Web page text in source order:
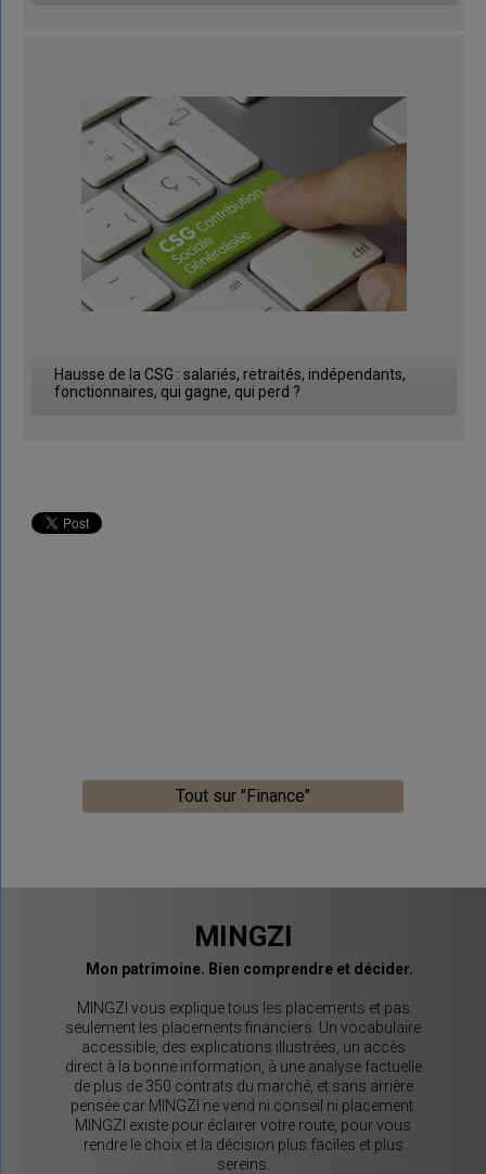
Hausse de la CSG : salariés, retraités, indépendants,
fonctionnaires, qui gagne, qui perd ?
Tout sur "Finance"
MINGZI
Mon patrimoine. Bien comprendre et décider.
MINGZI vous explique tous les placements et pas
seulement les placements financiers. Un vocabulaire
accessible, des explications illustrées, un accès
direct à la bonne information, à une analyse factuelle
de plus de 350 contrats du marché, et sans arrière
pensée car MINGZI ne vend ni conseil ni placement.
MINGZI existe pour éclairer votre route, pour vous
rendre le choix et la décision plus faciles et plus
sereins.